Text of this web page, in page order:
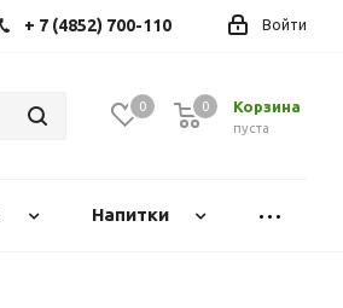
Войти
+ 7 (4852) 700-110
0 Корзина
0
пуста
0
Напитки